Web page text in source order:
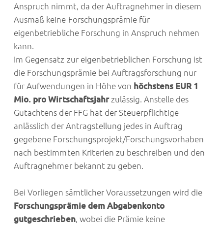
Anspruch nimmt, da der Auftragnehmer in diesem
Ausmaß keine Forschungsprämie für
eigenbetriebliche Forschung in Anspruch nehmen
kann.
Im Gegensatz zur eigenbetrieblichen Forschung ist
die Forschungsprämie bei Auftragsforschung nur
für Aufwendungen in Höhe von höchstens EUR 1
Mio. pro Wirtschaftsjahrzulässig. Anstelle des
Gutachtens der FFG hat der Steuerpflichtige
anlässlich der Antragstellung jedes in Auftrag
gegebene Forschungsprojekt/Forschungsvorhaben
nach bestimmten Kriterien zu beschreiben und den
Auftragnehmer bekannt zu geben.
Bei Vorliegen sämtlicher Voraussetzungen wird die
Forschungsprämie dem Abgabenkonto
gutgeschrieben, wobei die Prämie keine